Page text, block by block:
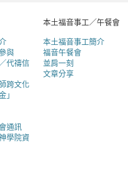
與
代禱信
跨文化
」
通訊
學院資
本土福音事工／午餐會
本土福音事工簡介
福音午餐會
並肩一刻
文章分享